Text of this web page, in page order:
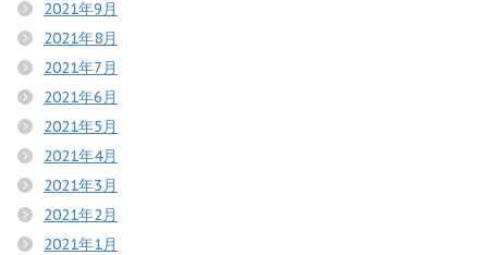
2021年9月
2021年8月
2021年7月
2021年6月
2021年5月
2021年4月
2021年3月
2021年2月
2021年1月